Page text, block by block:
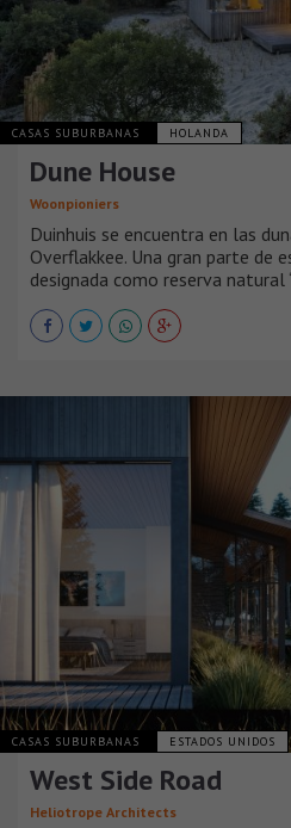
CASAS SUBURBANAS HOLANDA
Dune House
Woonpioniers
Duinhuis se encuentra en las
Overflakkee. Una gran parte de
designada como reserva natural
CASAS SUBURBANAS ESTADOS UNIDOS
West Side Road
Heliotrope Architects